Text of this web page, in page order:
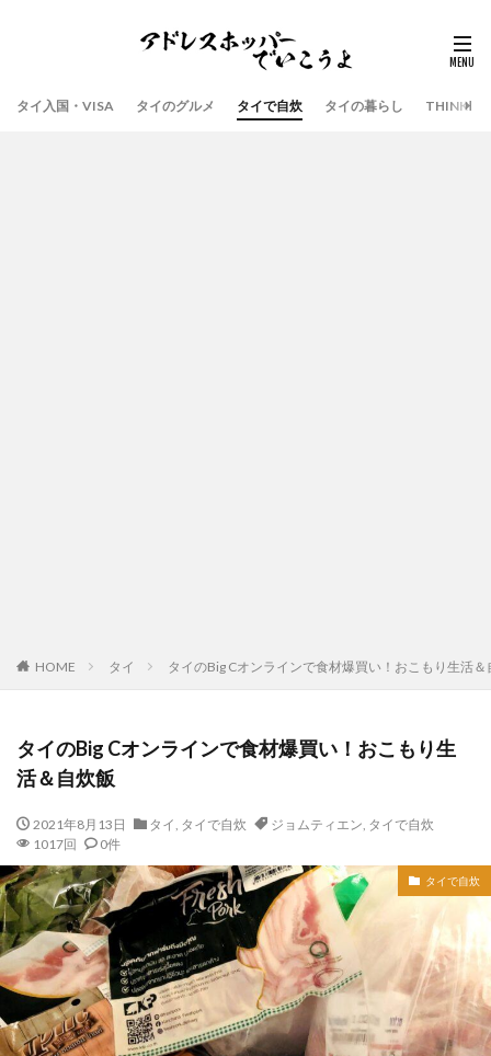
タイ入国・VISA タイのグルメ タイで自炊 タイの暮らし THINK
HOME タイ タイのBig Cオンラインで食材爆買い！おこもり生活＆
タイのBig Cオンラインで食材爆買い！おこもり生
活＆自炊飯
2021年8月13日 タイ, タイで自炊 ジョムティエン, タイで自炊
1017回
0件
タイで自炊